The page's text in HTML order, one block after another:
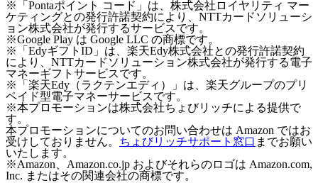
※「Pontaポイント コード」は、株式会社ロイヤリティ マー
ケティングとの発行許諾契約により、NTTカードソリューシ
ョン株式会社が発行するサービスです。
※Google Play は Google LLC の商標です。
※「EdyギフトID」は、楽天Edy株式会社との発行許諾契約
により、NTTカードソリューション株式会社が発行する電子
マネーギフトサービスです。
※「楽天Edy（ラクテンエディ）」は、楽天グループのプリ
ペイド型電子マネーサービスです。
※本プロモーションは株式会社ちょびリッチによる提供で
す。
本プロモーションについてのお問い合わせは Amazon ではお
受けしておりません。 ちょびリッチサポート窓口 までお願い
いたします。
※Amazon、Amazon.co.jp およびそれらのロゴは Amazon.com,
Inc. またはその関連会社の商標です。